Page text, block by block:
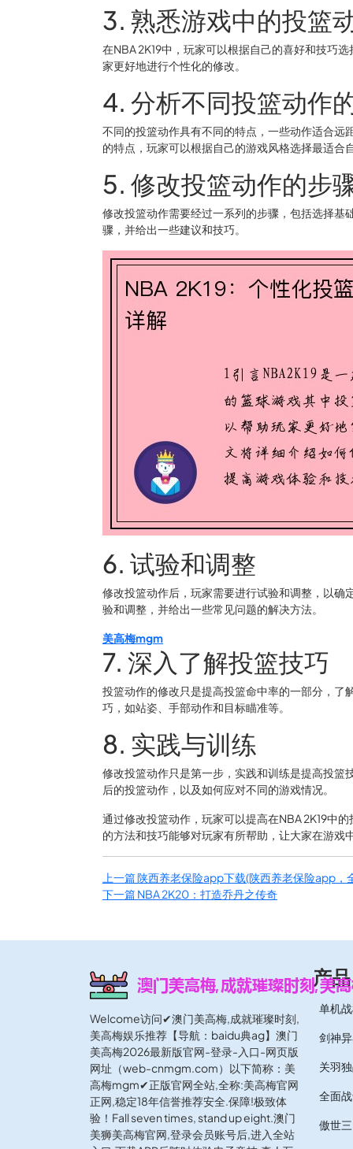
3. 熟悉游戏中的投篮
在NBA 2K19中，玩家可以根据自己的喜好和技巧
家更好地进行个性化的修改。
4. 分析不同投篮动作
不同的投篮动作具有不同的特点，一些动作适合
的特点，玩家可以根据自己的游戏风格选择最适合
5. 修改投篮动作的步
修改投篮动作需要经过一系列的步骤，包括选择
骤，并给出一些建议和技巧。
6. 试验和调整
修改投篮动作后，玩家需要进行试验和调整，以
验和调整，并给出一些常见问题的解决方法。
美高梅mgm
7. 深入了解投篮技巧
投篮动作的修改只是提高投篮命中率的一部分，
巧，如站姿、手部动作和目标瞄准等。
8. 实践与训练
修改投篮动作只是第一步，实践和训练是提高投
后的投篮动作，以及如何应对不同的游戏情况。
通过修改投篮动作，玩家可以提高在NBA 2K19中
的方法和技巧能够对玩家有所帮助，让大家在游戏
上一篇陕西养老保险app下载(陕西养老保险app，
下一篇NBA 2K20：打造乔丹之传奇
Welcome访问✔澳门美高梅,成就璀璨时刻,
美高梅娱乐推荐【导航：baidu典ag】澳门
美高梅2026最新版官网-登录-入口-网页版
网址（web-cnmgm.com）以下简称：美
高梅mgm✔正版官网全站,全称:美高梅官网
正网,稳定18年信誉推荐安全.保障!极致体
验！Fall seven times, stand up eight.澳门
美狮美高梅官网,登录会员账号后,进入全站
产品
单机
剑神
关羽
全面
傲世